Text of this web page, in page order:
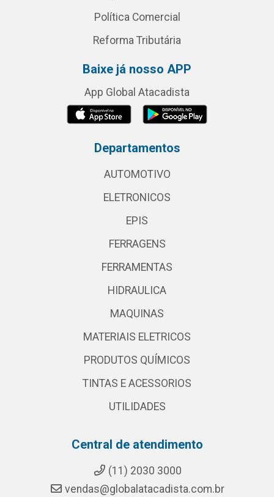
Política Comercial
Reforma Tributária
Baixe já nosso APP
App Global Atacadista
Departamentos
AUTOMOTIVO
ELETRONICOS
EPIS
FERRAGENS
FERRAMENTAS
HIDRAULICA
MAQUINAS
MATERIAIS ELETRICOS
PRODUTOS QUÍMICOS
TINTAS E ACESSORIOS
UTILIDADES
Central de atendimento
(11) 2030 3000
vendas@globalatacadista.com.br